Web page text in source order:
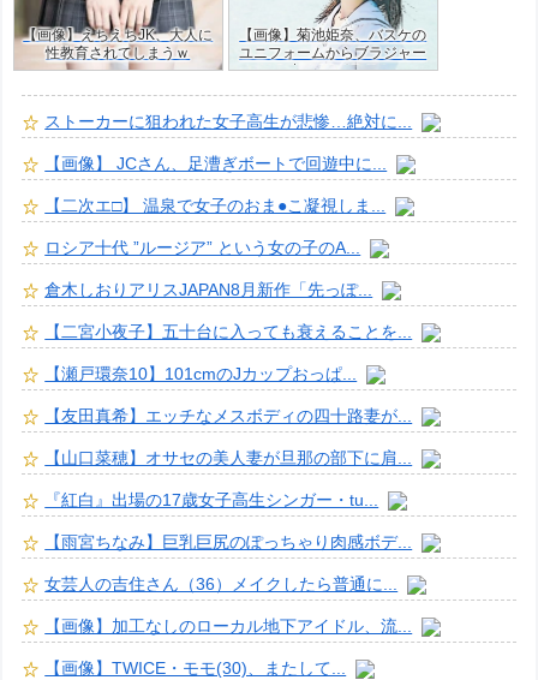
【画像】えちえちJK、大人に
性教育されてしまうｗ
【画像】菊池姫奈、バスケの
ユニフォームからブラジャー
はみ出すJKグラドルｗ
ストーカーに狙われた女子高生が悲惨…絶対に...
【画像】 JCさん、足漕ぎボートで回遊中に...
【二次エ□】 温泉で女子のおま●こ凝視しま...
ロシア十代 ”ルージア” という女の子のA...
倉木しおりアリスJAPAN8月新作「先っぽ...
【二宮小夜子】五十台に入っても衰えることを...
【瀬戸環奈10】101cmのJカップおっぱ...
【友田真希】エッチなメスボディの四十路妻が...
【山口菜穂】オサセの美人妻が旦那の部下に肩...
『紅白』出場の17歳女子高生シンガー・tu...
【雨宮ちなみ】巨乳巨尻のぽっちゃり肉感ボデ...
女芸人の吉住さん（36）メイクしたら普通に...
【画像】加工なしのローカル地下アイドル、流...
【画像】TWICE・モモ(30)、またして...